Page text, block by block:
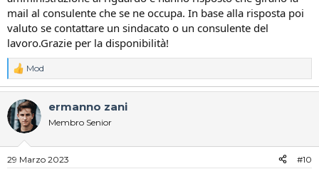
mail al consulente che se ne occupa. In base alla risposta poi
valuto se contattare un sindacato o un consulente del
lavoro.Grazie per la disponibilità!
R
e
c
t
i
s
Mod
ermanno zani
Membro Senior
29 Marzo 2023 #10